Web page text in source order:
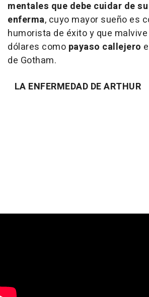
mentales que debe cuidar de
enferma, cuyo mayor sueño es
humorista de éxito y que
dólares como payaso callejero
de Gotham.
LA ENFERMEDAD DE ARTHUR